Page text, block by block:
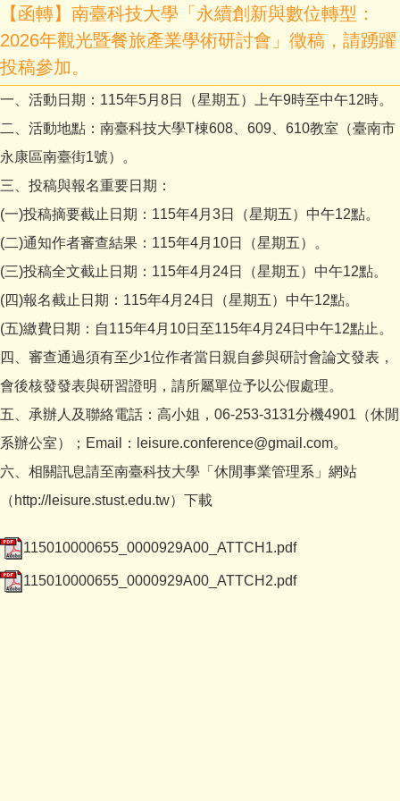
【函轉】南臺科技大學「永續創新與數位轉型：
2026年觀光暨餐旅產業學術研討會」徵稿，請踴躍
投稿參加。
一、活動日期：115年5月8日（星期五）上午9時至中午12時。
二、活動地點：南臺科技大學T棟608、609、610教室（臺南市
永康區南臺街1號）。
三、投稿與報名重要日期：
(一)投稿摘要截止日期：115年4月3日（星期五）中午12點。
(二)通知作者審查結果：115年4月10日（星期五）。
(三)投稿全文截止日期：115年4月24日（星期五）中午12點。
(四)報名截止日期：115年4月24日（星期五）中午12點。
(五)繳費日期：自115年4月10日至115年4月24日中午12點止。
四、審查通過須有至少1位作者當日親自參與研討會論文發表，
會後核發發表與研習證明，請所屬單位予以公假處理。
五、承辦人及聯絡電話：高小姐，06-253-3131分機4901（休閒
系辦公室）；Email：leisure.conference@gmail.com。
六、相關訊息請至南臺科技大學「休閒事業管理系」網站
（http://leisure.stust.edu.tw）下載
115010000655_0000929A00_ATTCH1.pdf
115010000655_0000929A00_ATTCH2.pdf